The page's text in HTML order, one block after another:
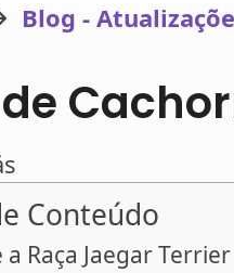
Blog -
Conteúdo
a Raça Jaegar Terrier